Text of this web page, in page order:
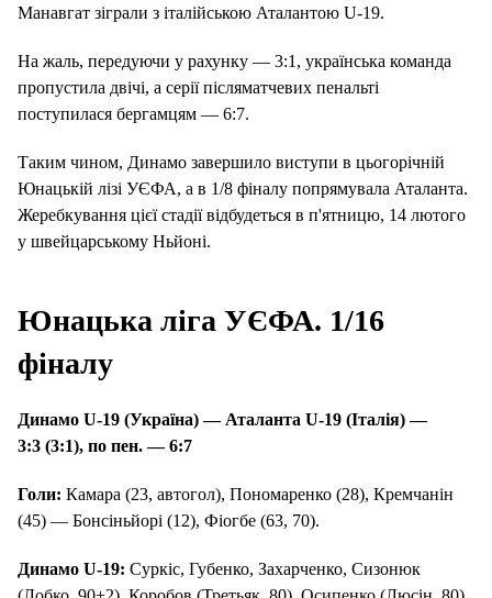
Манавгат зіграли з італійською Аталантою U-19.
На жаль, передуючи у рахунку — 3:1, українська команда
пропустила двічі, а серії післяматчевих пенальті
поступилася бергамцям — 6:7.
Таким чином, Динамо завершило виступи в цьогорічній
Юнацькій лізі УЄФА, а в 1/8 фіналу попрямувала Аталанта.
Жеребкування цієї стадії відбудеться в п'ятницю, 14 лютого
у швейцарському Ньйоні.
Юнацька ліга УЄФА. 1/16
фіналу
Динамо U-19 (Україна) — Аталанта U-19 (Італія) —
3:3 (3:1), по пен. — 6:7
Голи: Камара (23, автогол), Пономаренко (28), Кремчанін
(45) — Бонсіньйорі (12), Фіогбе (63, 70).
Динамо U-19: Суркіс, Губенко, Захарченко, Сизонюк